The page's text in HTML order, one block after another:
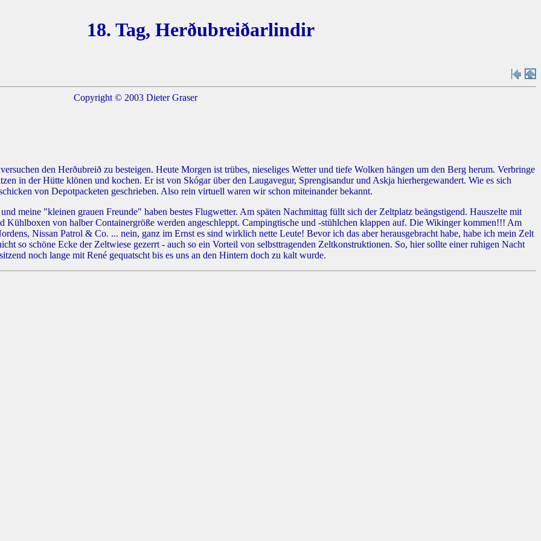
18. Tag, Herðubreiðarlindir
Copyright © 2003 Dieter Graser
den Herðubreið zu besteigen. Heute Morgen ist trübes, nieseliges Wetter und tiefe Wolken hängen um den Berg herum. Verbringe
in der Hütte klönen und kochen. Er ist von Skógar über den Laugavegur, Sprengisandur und Askja hierhergewandert. Wie es sich
von Depotpacketen geschrieben. Also rein virtuell waren wir schon miteinander bekannt.
meine "kleinen grauen Freunde" haben bestes Flugwetter. Am späten Nachmittag füllt sich der Zeltplatz beängstigend. Hauszelte mit
Kühlboxen von halber Containergröße werden angeschleppt. Campingtische und -stühlchen klappen auf. Die Wikinger kommen!!! Am
Nissan Patrol & Co. ... nein, ganz im Ernst es sind wirklich nette Leute! Bevor ich das aber herausgebracht habe, habe ich mein Zelt
so schöne Ecke der Zeltwiese gezerrt - auch so ein Vorteil von selbsttragenden Zeltkonstruktionen. So, hier sollte einer ruhigen Nacht
noch lange mit René gequatscht bis es uns an den Hintern doch zu kalt wurde.